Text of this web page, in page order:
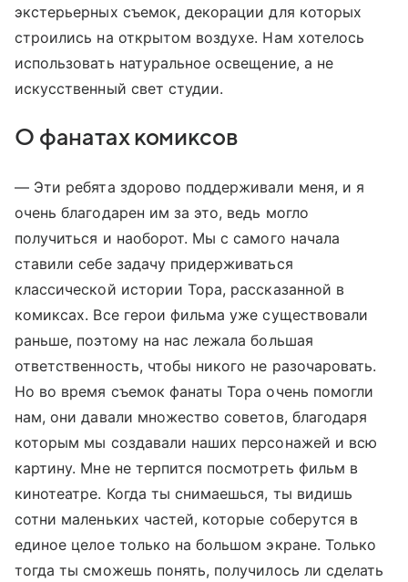
экстерьерных съемок, декорации для которых
строились на открытом воздухе. Нам хотелось
использовать натуральное освещение, а не
искусственный свет студии.
О фанатах комиксов
— Эти ребята здорово поддерживали меня, и я
очень благодарен им за это, ведь могло
получиться и наоборот. Мы с самого начала
ставили себе задачу придерживаться
классической истории Тора, рассказанной в
комиксах. Все герои фильма уже существовали
раньше, поэтому на нас лежала большая
ответственность, чтобы никого не разочаровать.
Но во время съемок фанаты Тора очень помогли
нам, они давали множество советов, благодаря
которым мы создавали наших персонажей и всю
картину. Мне не терпится посмотреть фильм в
кинотеатре. Когда ты снимаешься, ты видишь
сотни маленьких частей, которые соберутся в
единое целое только на большом экране. Только
тогда ты сможешь понять, получилось ли сделать